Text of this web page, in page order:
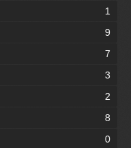
1
9
7
3
2
8
0